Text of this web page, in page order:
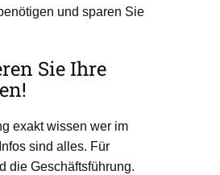
und sparen Sie
Sie Ihre
exakt wissen wer im
sind alles. Für
die Geschäftsführung.